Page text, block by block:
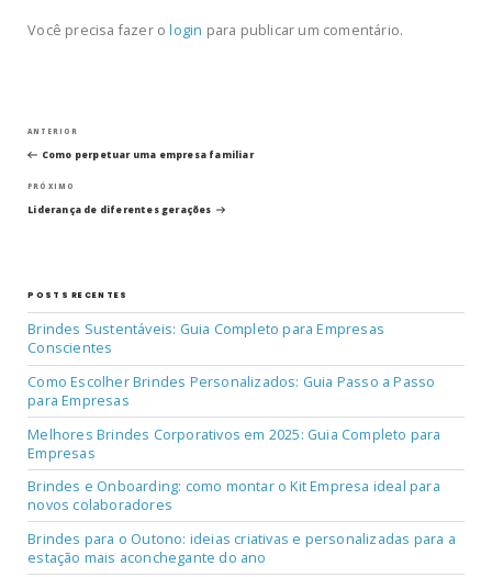
Você precisa fazer ologin para publicar um comentário.
Navegação
de
Post
Post
anterior
ANTERIOR
Como perpetuar uma empresa familiar
Próximo
post
PRÓXIMO
Liderança de diferentes gerações
POSTS RECENTES
Brindes Sustentáveis: Guia Completo para Empresas
Conscientes
Como Escolher Brindes Personalizados: Guia Passo a Passo
para Empresas
Melhores Brindes Corporativos em 2025: Guia Completo para
Empresas
Brindes e Onboarding: como montar o Kit Empresa ideal para
novos colaboradores
Brindes para o Outono: ideias criativas e personalizadas para a
estação mais aconchegante do ano